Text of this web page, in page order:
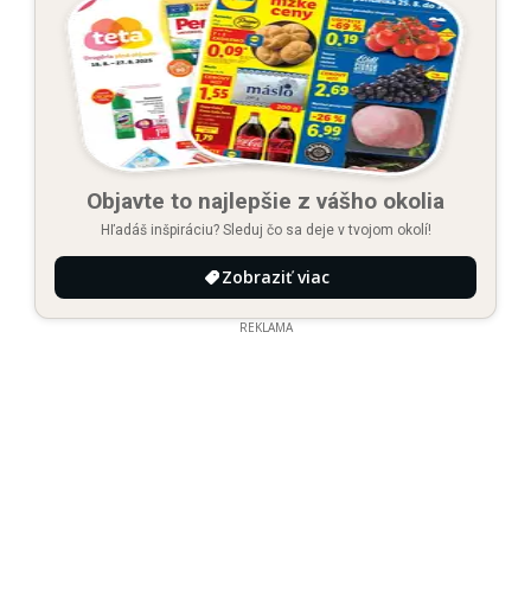
Objavte to najlepšie z vášho okolia
Hľadáš inšpiráciu? Sleduj čo sa deje v tvojom okolí!
Zobraziť viac
REKLAMA